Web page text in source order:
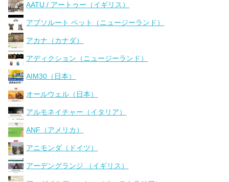
AATU / アートゥー（イギリス）
アブソルート ペット（ニュージーランド）
アカナ（カナダ）
アディクション（ニュージーランド）
AIM30（日本）
オールウェル（日本）
アルモネイチャー（イタリア）
ANF（アメリカ）
アニモンダ（ドイツ）
アーデングランジ （イギリス）